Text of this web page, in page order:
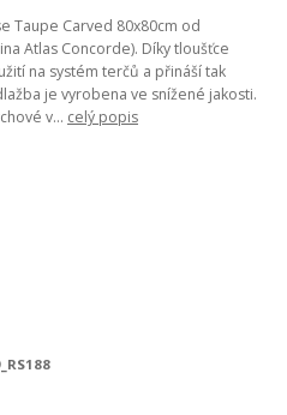
Taupe Carved 80x80cm od
Atlas Concorde). Díky tloušťce
na systém terčů a přináší tak
je vyrobena ve snížené jakosti.
v... celý popis